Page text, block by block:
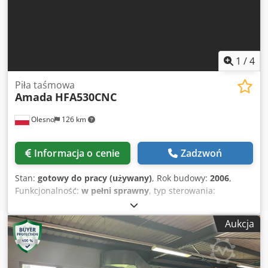
1 /4
Olesno 126 km
Piła taśmowa
Amada HFA530CNC
Informacja o cenie Zadzwoń
Stan: gotowy do pracy (używany), Rok budowy: 2006,
Funkcjonalność: w pełni sprawny, typ sterowania:
, masa całkowita:
remontu:2025, stopień automatyzacji:automatyczny,
AMADA HFA 530 CNC - w pełni automatyczna piła taśmowa
CNC Maszyna po remoncie w 2025 roku | Gotowa do
natychmiastowej pracy AMADA HFA 530 CNC to w pełni
Aukcja